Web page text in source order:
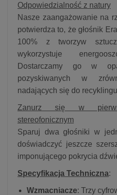
Odpowiedzialność z natury
Nasze zaangażowanie na
potwierdza to, że głośnik
100% z tworzyw
wykorzystuje
Dostarczamy go w
pozyskiwanych w
nadających się do
Zanurz się w
stereofonicznym
Sparuj dwa głośniki w
doświadczyć jeszcze
imponującego pokrycia
Specyfikacja Techniczna:
Wzmacniacze: Trzy